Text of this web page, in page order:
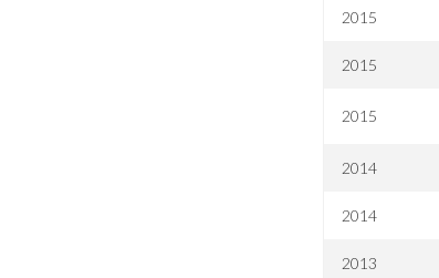
2015
2015
2015
2014
2014
2013